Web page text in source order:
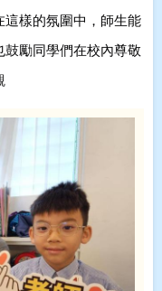
樣的氛圍中，師生能
勵同學們在校內尊敬